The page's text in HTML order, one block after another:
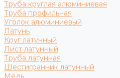
Труба круглая алюминиевая
Труба профильная
Уголок алюминиевый
Латунь
Круг латунный
Лист латунный
Труба латунная
Шестигранник латунный
Медь